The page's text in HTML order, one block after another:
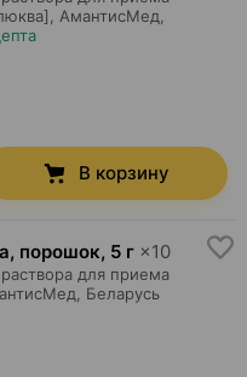
АмантисМед
В корзину
порошок, 5 г ×10
для приема
, Беларусь